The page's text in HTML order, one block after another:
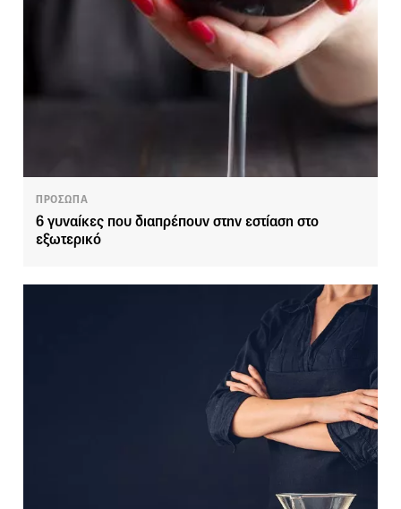
ΠΡΟΣΩΠΑ
6 γυναίκες που διαπρέπουν στην εστίαση στο
εξωτερικό